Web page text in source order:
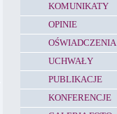
KOMUNIKATY
OPINIE
OŚWIADCZENIA
UCHWAŁY
PUBLIKACJE
KONFERENCJE